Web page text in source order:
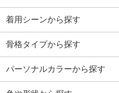
着用シーンから探す
骨格タイプから探す
パーソナルカラーから探す